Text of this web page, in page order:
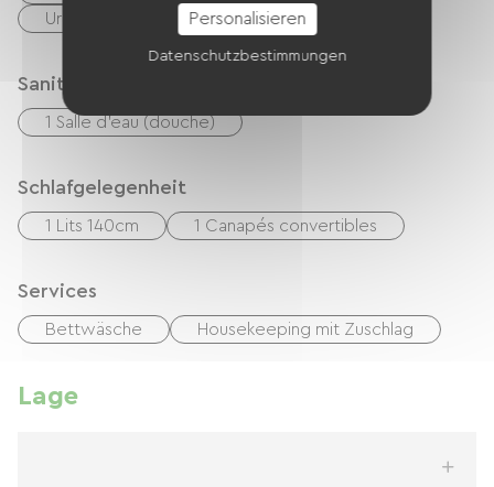
Urlaubsgutscheine (ANCV)
Sanitäranlagen
1 Salle d'eau (douche)
Schlafgelegenheit
1 Lits 140cm 1 Canapés convertibles
Services
Bettwäsche Housekeeping mit Zuschlag
Lage
Personalisieren
Datenschutzbestimmungen